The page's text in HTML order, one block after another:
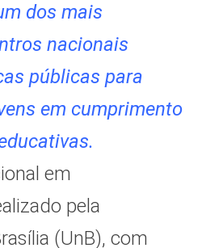
dos mais
nacionais
públicas para
em cumprimento
em
pela
(UnB), com